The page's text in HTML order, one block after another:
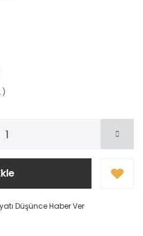
)
Düşünce Haber Ver